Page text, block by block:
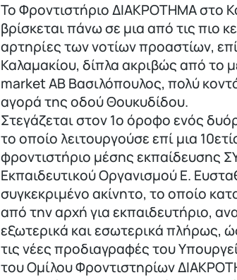
Το Φροντιστήριο ΔΙΑΚΡΟΤΗΜΑ στο
βρίσκεται πάνω σε μια από τις πιο
αρτηρίες των νοτίων προαστίων,
Καλαμακίου, δίπλα ακριβώς από το
market ΑΒ Βασιλόπουλος, πολύ
αγορά της οδού Θουκυδίδου.
Στεγάζεται στον 1ο όροφο ενός
το οποίο λειτουργούσε επί μια
φροντιστήριο μέσης εκπαίδευσης
Εκπαιδευτικού Οργανισμού Ε.
συγκεκριμένο ακίνητο, το οποίο
από την αρχή για εκπαιδευτήριο,
εξωτερικά και εσωτερικά πλήρως,
τις νέες προδιαγραφές του
του Ομίλου Φροντιστηρίων